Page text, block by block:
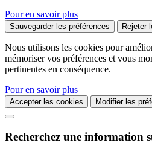
Pour en savoir plus
Sauvegarder les préférences Rejeter
Nous utilisons les cookies pour
mémoriser vos préférences et vous
pertinentes en conséquence.
Pour en savoir plus
Accepter les cookies Modifier les
Recherchez une information